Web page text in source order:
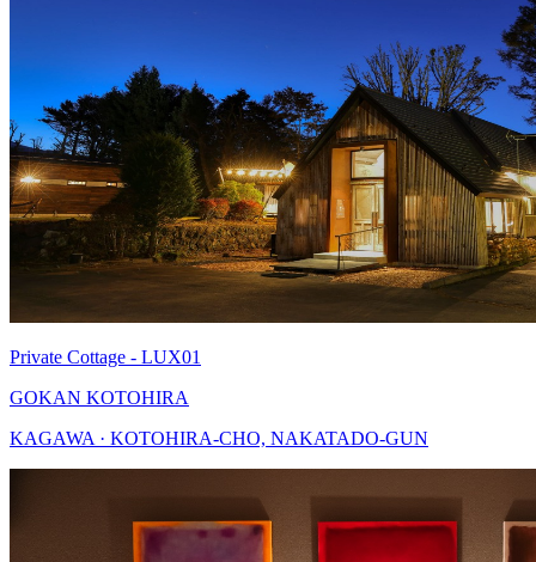
Private Cottage - LUX01
GOKAN KOTOHIRA
KAGAWA · KOTOHIRA-CHO, NAKATADO-GUN